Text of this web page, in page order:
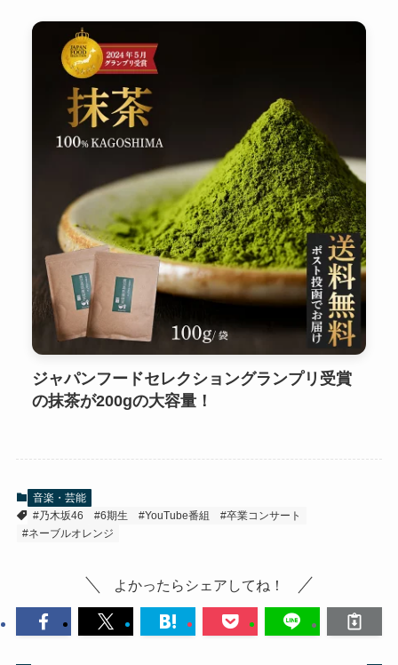
ジャパンフードセレクショングランプリ受賞
の抹茶が200gの大容量！
音楽・芸能
#乃木坂46
#6期生 #YouTube番組
#卒業コンサート
#ネーブルオレンジ
よかったらシェアしてね！